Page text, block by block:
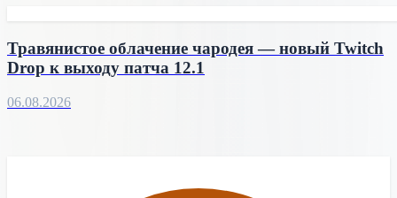
Травянистое облачение чародея — новый Twitch
Drop к выходу патча 12.1
06.08.2026